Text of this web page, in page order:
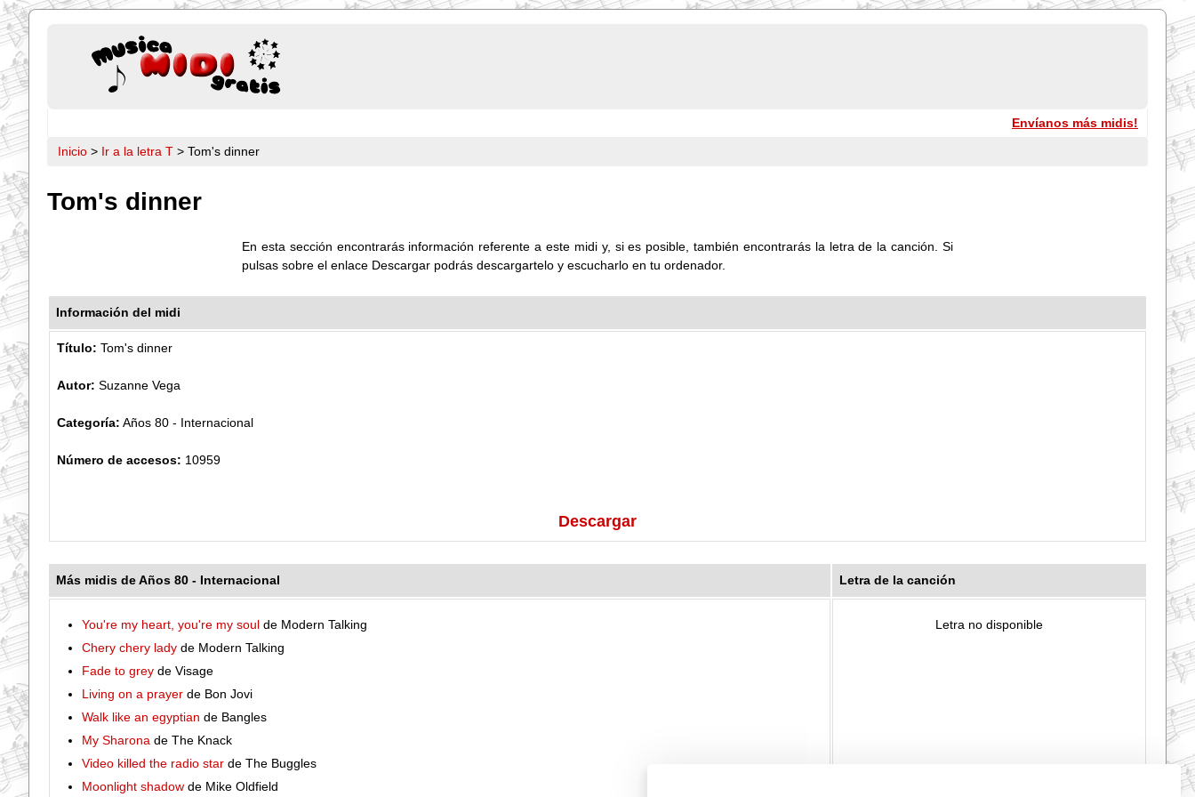
Envíanos más midis!
Inicio > Ir a la letra T > Tom's dinner
Tom's dinner
En esta sección encontrarás información referente a este midi y, si es posible, también encontrarás la letra de la canción. Si
pulsas sobre el enlace Descargar podrás descargartelo y escucharlo en tu ordenador.
Información del midi
Título: Tom's dinner
Autor: Suzanne Vega
Categoría: Años 80 - Internacional
Número de accesos: 10959
Descargar
Más midis de Años 80 - Internacional Letra de la canción
You're my heart, you're my soul de Modern Talking
Chery chery lady de Modern Talking
Fade to grey de Visage
Living on a prayer de Bon Jovi
Walk like an egyptian de Bangles
My Sharona de The Knack
Video killed the radio star de The Buggles
Moonlight shadow de Mike Oldfield
Letra no disponible